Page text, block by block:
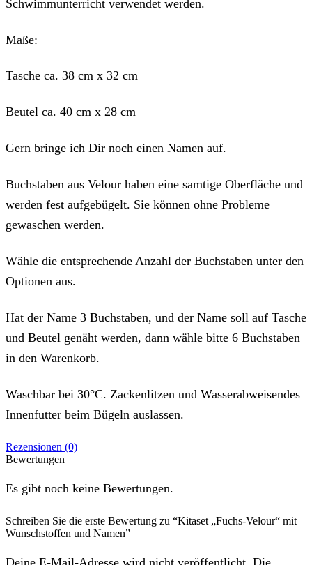
Schwimmunterricht verwendet werden.
Maße:
Tasche ca. 38 cm x 32 cm
Beutel ca. 40 cm x 28 cm
Gern bringe ich Dir noch einen Namen auf.
Buchstaben aus Velour haben eine samtige Oberfläche und
werden fest aufgebügelt. Sie können ohne Probleme
gewaschen werden.
Wähle die entsprechende Anzahl der Buchstaben unter den
Optionen aus.
Hat der Name 3 Buchstaben, und der Name soll auf Tasche
und Beutel genäht werden, dann wähle bitte 6 Buchstaben
in den Warenkorb.
Waschbar bei 30°C. Zackenlitzen und Wasserabweisendes
Innenfutter beim Bügeln auslassen.
Rezensionen (0)
Bewertungen
Es gibt noch keine Bewertungen.
Schreiben Sie die erste Bewertung zu “Kitaset „Fuchs-Velour“ mit
Wunschstoffen und Namen”
Deine E-Mail-Adresse wird nicht veröffentlicht. Die